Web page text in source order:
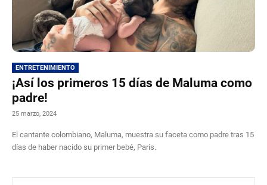
ENTRETENIMIENTO
¡Así los primeros 15 días de Maluma como
padre!
25 marzo, 2024
El cantante colombiano, Maluma, muestra su faceta como padre tras 15
días de haber nacido su primer bebé, Paris.